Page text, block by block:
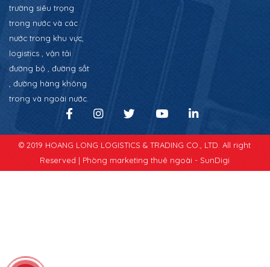
trường siêu trọng
trong nước và các
nước trong khu vực,
logistics , vận tải
đường bộ , đường sắt
, đường hàng không
trong và ngoài nước.
© 2019 HOANG LONG LOGISTICS & TRADING CO., LTD. All right
Reserved | Phòng marketing thuê ngoài - SunDigi